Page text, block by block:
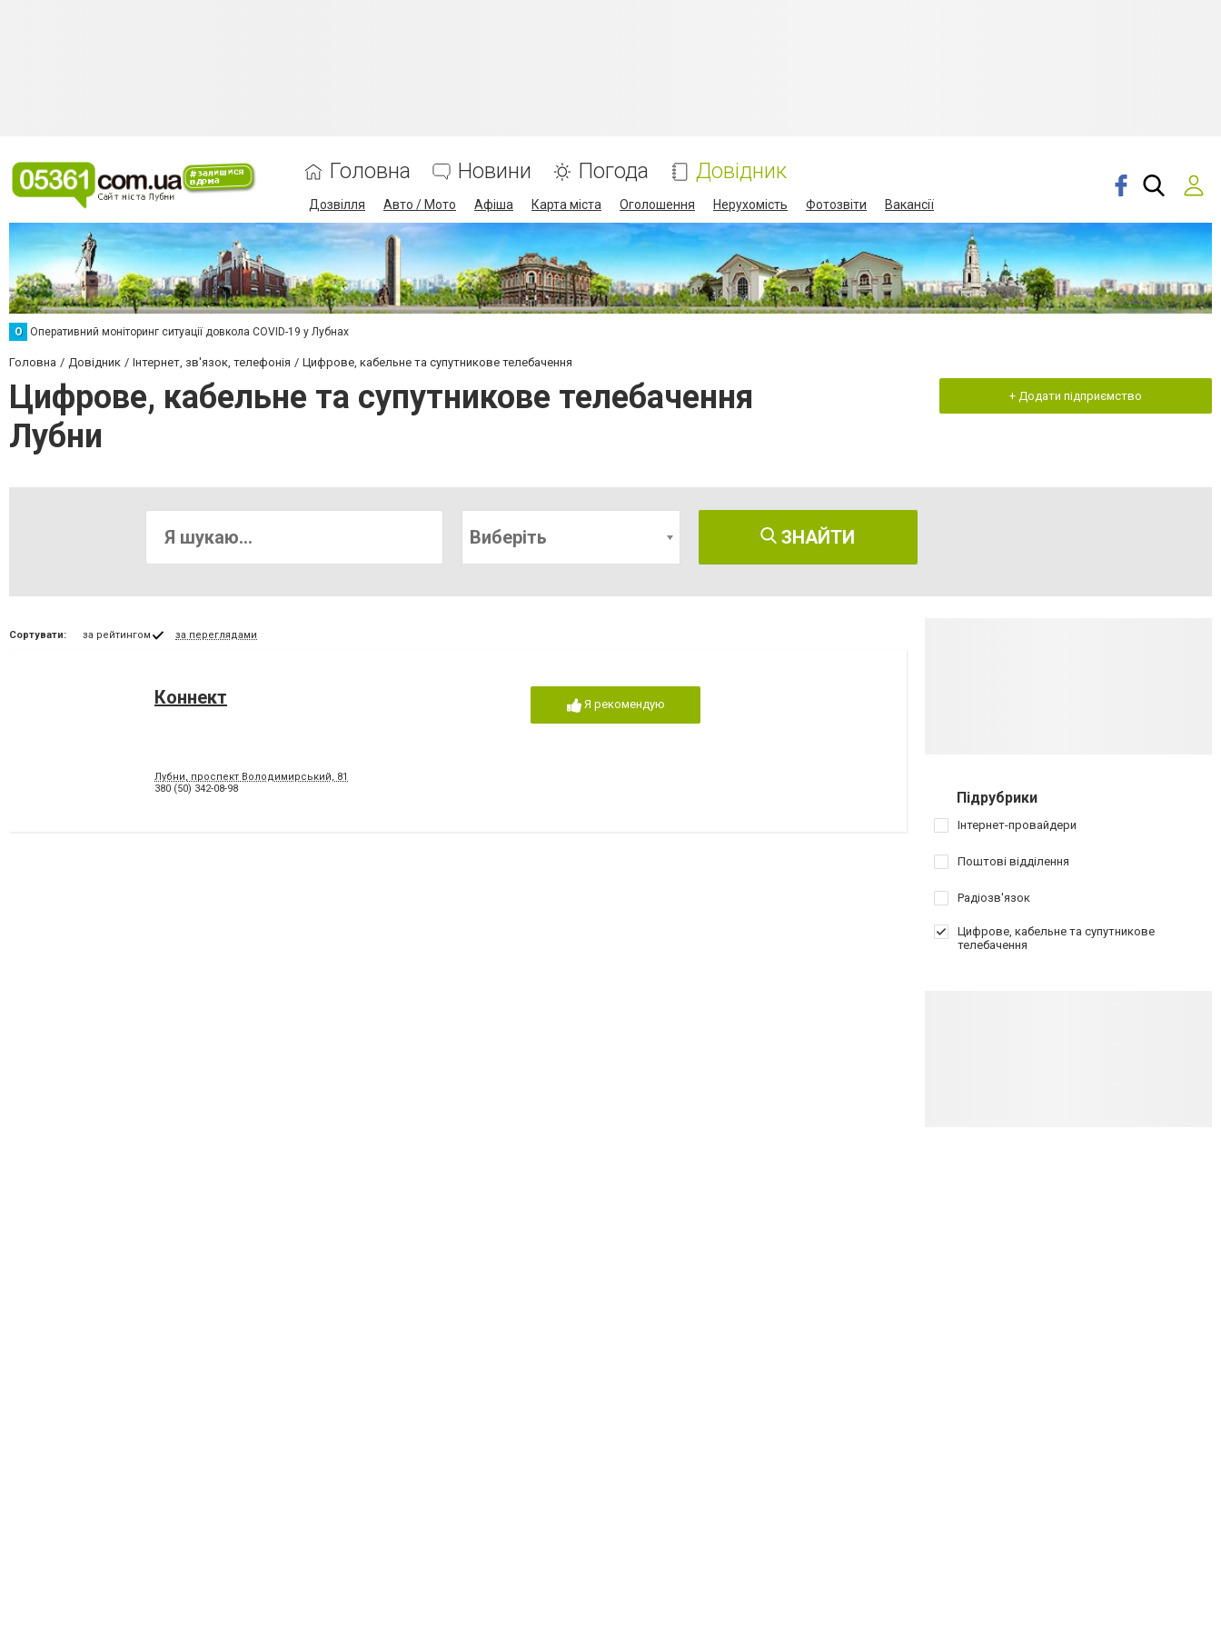
Головна Новини Погода Довідник
Дозвілля Авто / Мото Афіша Карта міста Оголошення Нерухомість Фотозвіти Вакансії
О Оперативний моніторинг ситуації довкола COVID-19 у Лубнах
Головна Довідник Інтернет, зв'язок, телефонія Цифрове, кабельне та супутникове телебачення
Цифрове, кабельне та супутникове телебачення
Лубни
+ Додати підприємство
Виберіть ЗНАЙТИ
Сортувати: за рейтингом за переглядами
Коннект
Лубни, проспект Володимирський, 81
380 (50) 342-08-98
Я рекомендую
Підрубрики
Інтернет-провайдери
Поштові відділення
Радіозв'язок
Цифрове, кабельне та супутникове
телебачення